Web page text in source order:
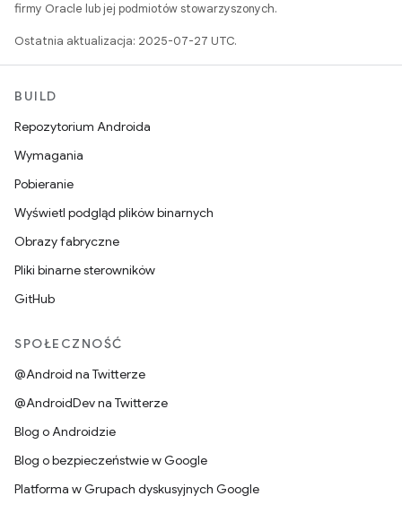
firmy Oracle lub jej podmiotów stowarzyszonych.
Ostatnia aktualizacja: 2025-07-27 UTC.
BUILD
Repozytorium Androida
Wymagania
Pobieranie
Wyświetl podgląd plików binarnych
Obrazy fabryczne
Pliki binarne sterowników
GitHub
SPOŁECZNOŚĆ
@Android na Twitterze
@AndroidDev na Twitterze
Blog o Androidzie
Blog o bezpieczeństwie w Google
Platforma w Grupach dyskusyjnych Google